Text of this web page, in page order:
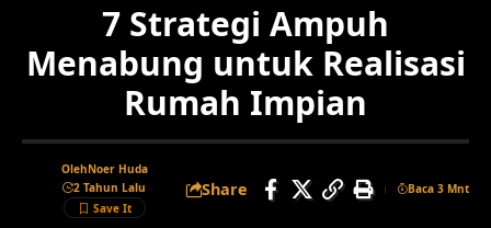
7 Strategi Ampuh
Menabung untuk Realisasi
Rumah Impian
OlehNoer Huda
2 Tahun Lalu
Share Baca 3 Mnt